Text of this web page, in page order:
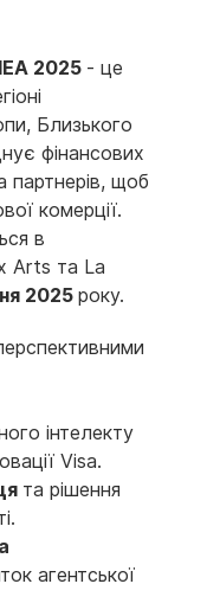
2025 - це
Близького
фінансових
партнерів, щоб
комерції.
в
Arts та La
2025 року.
інтелекту
Visa.
та рішення
агентської